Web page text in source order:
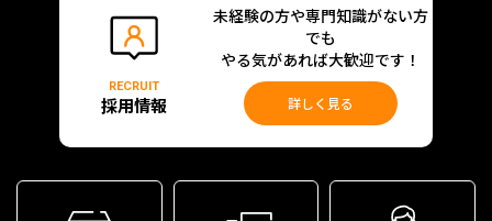
RECRUIT
採用情報
未経験の方や専門知識がない方
でも
やる気があれば大歓迎です！
詳しく見る